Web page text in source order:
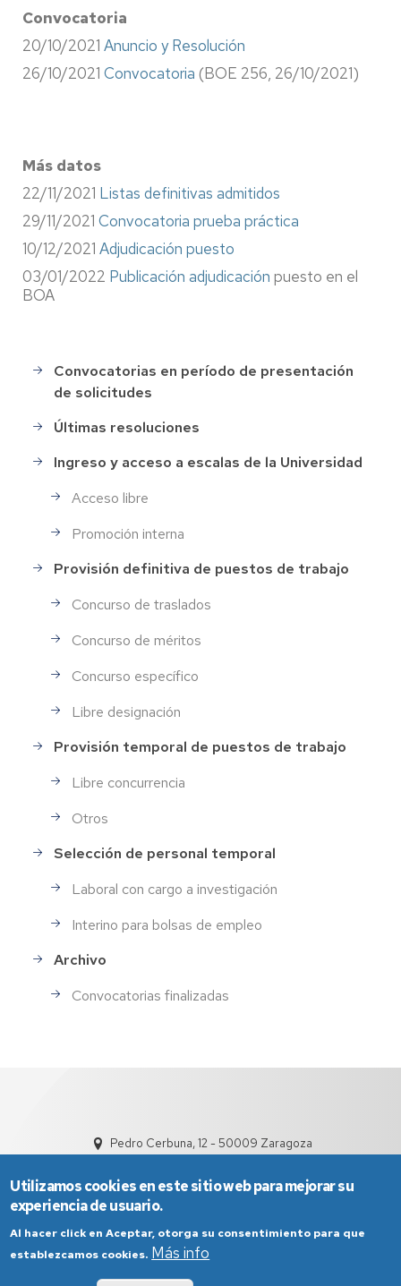
Convocatoria
20/10/2021 Anuncio y Resolución
26/10/2021 Convocatoria (BOE 256, 26/10/2021)
Más datos
22/11/2021 Listas definitivas admitidos
29/11/2021 Convocatoria prueba práctica
10/12/2021 Adjudicación puesto
03/01/2022 Publicación adjudicación puesto en el
BOA
Selección
de
Personal
Convocatorias en período de presentación
de solicitudes
Últimas resoluciones
Ingreso y acceso a escalas de la Universidad
Acceso libre
Promoción interna
Provisión definitiva de puestos de trabajo
Concurso de traslados
Concurso de méritos
Concurso específico
Libre designación
Provisión temporal de puestos de trabajo
Libre concurrencia
Otros
Selección de personal temporal
Laboral con cargo a investigación
Interino para bolsas de empleo
Archivo
Convocatorias finalizadas
Pedro Cerbuna, 12 - 50009 Zaragoza
Aviso Legal Condiciones generales de uso
Utilizamos cookies en este sitio web para mejorar su
experiencia de usuario.
Al hacer click en Aceptar, otorga su consentimiento para que
establezcamos cookies. Más info